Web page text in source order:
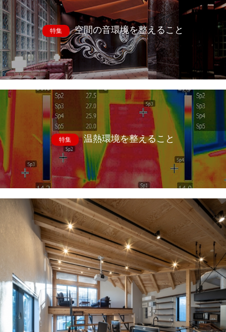
特集 空間の音環境を整えること
特集 温熱環境を整えること